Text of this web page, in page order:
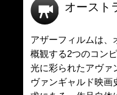
オースト
アザーフィルムは、
概観する2つのコン
光に彩られたアヴァ
ヴァンギャルド映画